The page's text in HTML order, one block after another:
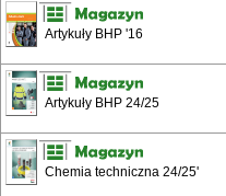
Artykuły BHP '16
Artykuły BHP 24/25
Chemia techniczna 24/25'